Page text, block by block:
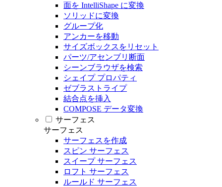
面を IntelliShape に変換
ソリッドに変換
グループ化
アンカーを移動
サイズボックスをリセット
パーツ/アセンブリ断面
シーンブラウザを検索
シェイプ プロパティ
ゼブラストライプ
結合点を挿入
COMPOSE データ変換
サーフェス
サーフェス
サーフェスを作成
スピン サーフェス
スイープ サーフェス
ロフト サーフェス
ルールド サーフェス